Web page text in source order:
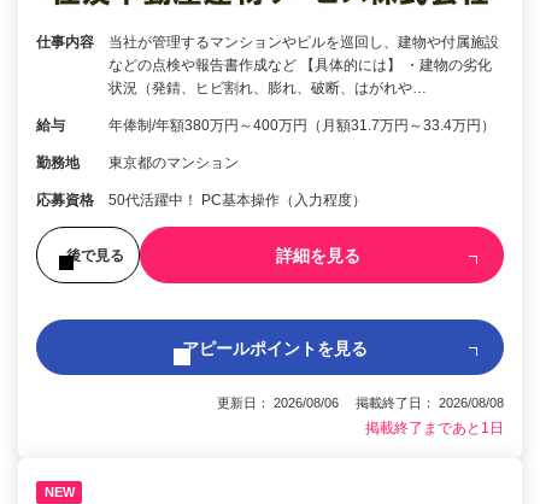
仕事内容
当社が管理するマンションやビルを巡回し、建物や付属施設
などの点検や報告書作成など 【具体的には】 ・建物の劣化
状況（発錆、ヒビ割れ、膨れ、破断、はがれや…
給与 年俸制/年額380万円～400万円（月額31.7万円～33.4万円）
勤務地 東京都のマンション
応募資格 50代活躍中！ PC基本操作（入力程度）
後で見る 詳細を見る
アピールポイントを見る
更新日： 2026/08/06 掲載終了日： 2026/08/08
掲載終了まであと1日
NEW